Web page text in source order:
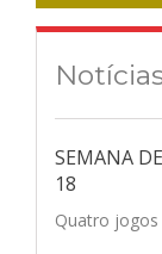
SEMANA
18
Quatro